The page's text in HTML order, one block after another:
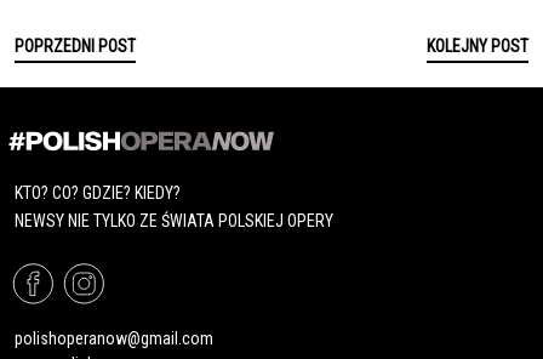
POPRZEDNI POST KOLEJNY POST
KTO? CO? GDZIE? KIEDY?
NEWSY NIE TYLKO ZE ŚWIATA POLSKIEJ OPERY
polishoperanow@gmail.com